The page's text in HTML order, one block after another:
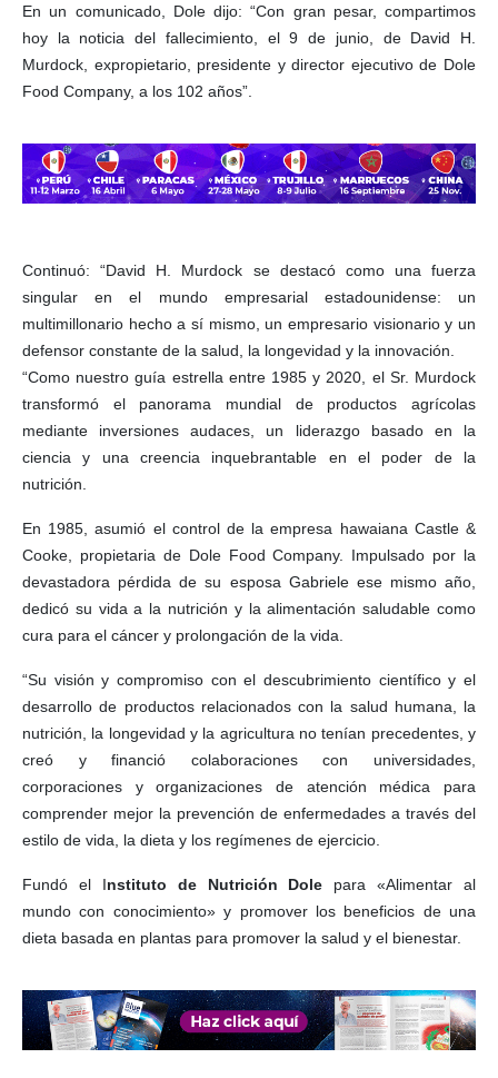
En un comunicado, Dole dijo: “Con gran pesar, compartimos
hoy la noticia del fallecimiento, el 9 de junio, de David H.
Murdock, expropietario, presidente y director ejecutivo de Dole
Food Company, a los 102 años”.
Continuó: “David H. Murdock se destacó como una fuerza
singular en el mundo empresarial estadounidense: un
multimillonario hecho a sí mismo, un empresario visionario y un
defensor constante de la salud, la longevidad y la innovación.
“Como nuestro guía estrella entre 1985 y 2020, el Sr. Murdock
transformó el panorama mundial de productos agrícolas
mediante inversiones audaces, un liderazgo basado en la
ciencia y una creencia inquebrantable en el poder de la
nutrición.
En 1985, asumió el control de la empresa hawaiana Castle &
Cooke, propietaria de Dole Food Company. Impulsado por la
devastadora pérdida de su esposa Gabriele ese mismo año,
dedicó su vida a la nutrición y la alimentación saludable como
cura para el cáncer y prolongación de la vida.
“Su visión y compromiso con el descubrimiento científico y el
desarrollo de productos relacionados con la salud humana, la
nutrición, la longevidad y la agricultura no tenían precedentes, y
creó y financió colaboraciones con universidades,
corporaciones y organizaciones de atención médica para
comprender mejor la prevención de enfermedades a través del
estilo de vida, la dieta y los regímenes de ejercicio.
Fundó el Instituto de Nutrición Dole para «Alimentar al
mundo con conocimiento» y promover los beneficios de una
dieta basada en plantas para promover la salud y el bienestar.